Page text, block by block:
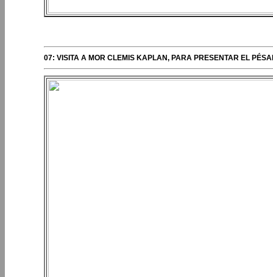
07: VISITA A MOR CLEMIS KAPLAN, PARA PRESENTAR EL